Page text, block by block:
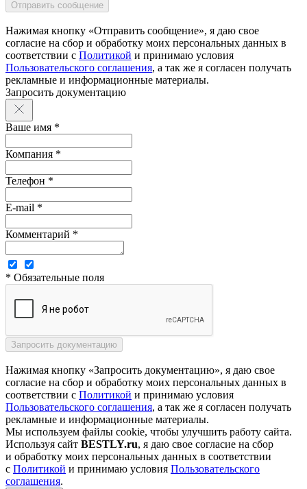
Нажимая кнопку «Отправить сообщение», я даю свое
согласие на сбор и обработку моих персональных данных в
соответствии с Политикой и принимаю условия
Пользовательского соглашения, а так же я согласен получать
рекламные и информационные материалы.
Запросить документацию
Ваше имя *
Компания *
Телефон *
E-mail *
Комментарий *
* Обязательные поля
Нажимая кнопку «Запросить документацию», я даю свое
согласие на сбор и обработку моих персональных данных в
соответствии с Политикой и принимаю условия
Пользовательского соглашения, а так же я согласен получать
рекламные и информационные материалы.
Мы используем файлы cookie, чтобы улучшить работу сайта.
Используя сайт BESTLY.ru, я даю свое согласие на сбор
и обработку моих персональных данных в соответствии
с Политикой и принимаю условия Пользовательского
соглашения.